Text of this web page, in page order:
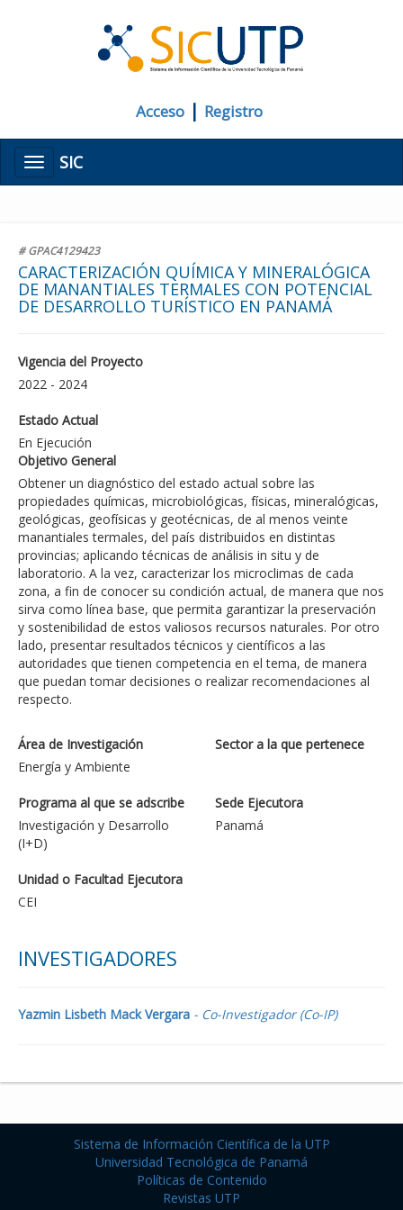
Acceso | Registro
MenúSIC
# GPAC4129423
CARACTERIZACIÓN QUÍMICA Y MINERALÓGICA
DE MANANTIALES TERMALES CON POTENCIAL
DE DESARROLLO TURÍSTICO EN PANAMÁ
Vigencia del Proyecto
2022 - 2024
Estado Actual
En Ejecución
Objetivo General
Obtener un diagnóstico del estado actual sobre las
propiedades químicas, microbiológicas, físicas, mineralógicas,
geológicas, geofísicas y geotécnicas, de al menos veinte
manantiales termales, del país distribuidos en distintas
provincias; aplicando técnicas de análisis in situ y de
laboratorio. A la vez, caracterizar los microclimas de cada
zona, a fin de conocer su condición actual, de manera que nos
sirva como línea base, que permita garantizar la preservación
y sostenibilidad de estos valiosos recursos naturales. Por otro
lado, presentar resultados técnicos y científicos a las
autoridades que tienen competencia en el tema, de manera
que puedan tomar decisiones o realizar recomendaciones al
respecto.
Área de Investigación
Energía y Ambiente
Sector a la que pertenece
Programa al que se adscribe
Investigación y Desarrollo
(I+D)
Sede Ejecutora
Panamá
Unidad o Facultad Ejecutora
CEI
INVESTIGADORES
Yazmin Lisbeth Mack Vergara - Co-Investigador (Co-IP)
Sistema de Información Científica de la UTP
Universidad Tecnológica de Panamá
Políticas de Contenido
Revistas UTP